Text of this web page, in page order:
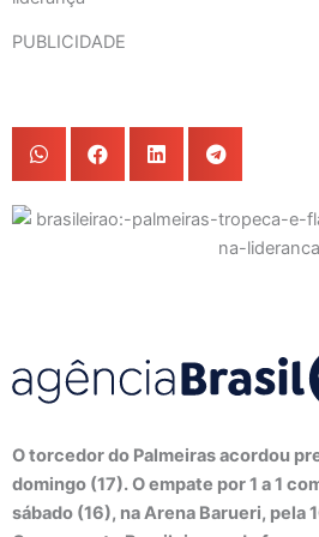
PUBLICIDADE
O torcedor do Palmeiras acordou
domingo (17). O empate por 1 a 1
sábado (16), na Arena Barueri, pela